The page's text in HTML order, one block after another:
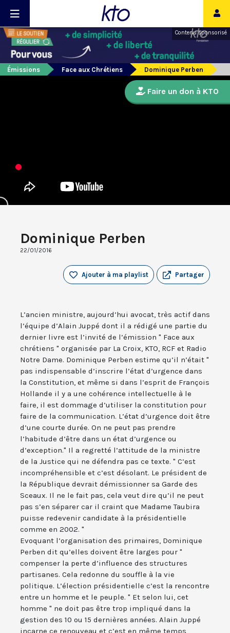
Contenu sponsorisé
Émissions Face aux Chrétiens Dominique Perben
Dominique Perben
22/01/2016
Partager
Ajouter à ma playlist
L’ancien ministre, aujourd’hui avocat, très actif dans
l’équipe d’Alain Juppé dont il a rédigé une partie du
dernier livre est l’invité de l’émission " Face aux
chrétiens " organisée par La Croix, KTO, RCF et Radio
Notre Dame. Dominique Perben estime qu’il n’était "
pas indispensable d’inscrire l’état d’urgence dans
la Constitution, et même si dans l’esprit de François
Hollande il y a une cohérence intellectuelle à le
faire, il est dommage d’utiliser la constitution pour
faire de la communication. L’état d’urgence doit être
d’une courte durée. On ne peut pas prendre
l’habitude d’être dans un état d’urgence ou
d’exception." Il a regretté l’attitude de la ministre
de la Justice qui ne défendra pas ce texte. " C’est
incompréhensible et c’est désolant. Le président de
la République devrait démissionner sa Garde des
Sceaux. Il ne le fait pas, cela veut dire qu’il ne peut
pas s’en séparer car il craint que Madame Taubira
puisse redevenir candidate à la présidentielle
comme en 2002. "
Evoquant l’organisation des primaires, Dominique
Perben dit qu’elles doivent être larges pour "
compenser la perte d’influence des structures
partisanes. Cela redonne du souffle à la vie
politique. L’élection présidentielle c’est la rencontre
entre un homme et le peuple. " Et selon lui, cet
homme " ne doit pas être trop impliqué dans la
gestion des 10 ou 15 dernières années. Alain Juppé
incarne ce renouveau et c’est en même temps
Faire un don à KTO